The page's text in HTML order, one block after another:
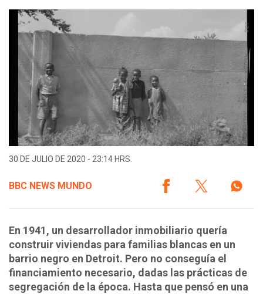
30 DE JULIO DE 2020 - 23:14 HRS.
BBC NEWS MUNDO
En 1941, un desarrollador inmobiliario quería
construir viviendas para familias blancas en un
barrio negro en Detroit. Pero no conseguía el
financiamiento necesario, dadas las prácticas de
segregación de la época. Hasta que pensó en una